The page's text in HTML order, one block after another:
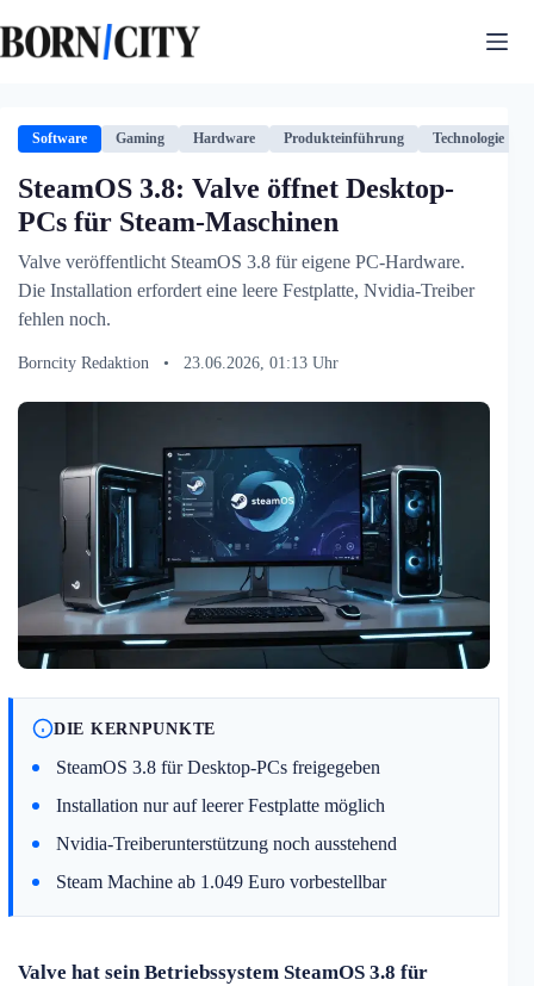
Inhalt
springen
Software Gaming Hardware Produkteinführung Technologie
SteamOS 3.8: Valve öffnet Desktop-
PCs für Steam-Maschinen
Valve veröffentlicht SteamOS 3.8 für eigene PC-Hardware.
Die Installation erfordert eine leere Festplatte, Nvidia-Treiber
fehlen noch.
Borncity Redaktion • 23.06.2026, 01:13 Uhr
DIE KERNPUNKTE
SteamOS 3.8 für Desktop-PCs freigegeben
Installation nur auf leerer Festplatte möglich
Nvidia-Treiberunterstützung noch ausstehend
Steam Machine ab 1.049 Euro vorbestellbar
Valve hat sein Betriebssystem SteamOS 3.8 für